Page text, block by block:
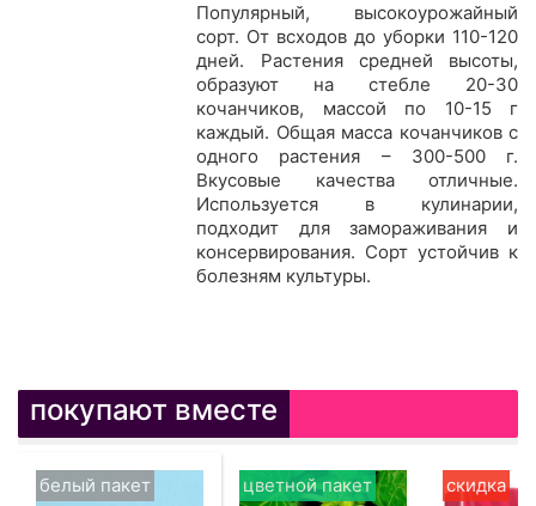
Популярный, высокоурожайный
сорт. От всходов до уборки 110-120
дней. Растения средней высоты,
образуют на стебле 20-30
кочанчиков, массой по 10-15 г
каждый. Общая масса кочанчиков с
одного растения – 300-500 г.
Вкусовые качества отличные.
Используется в кулинарии,
подходит для замораживания и
консервирования. Сорт устойчив к
болезням культуры.
покупают вместе
белый пакет цветной пакет скидка